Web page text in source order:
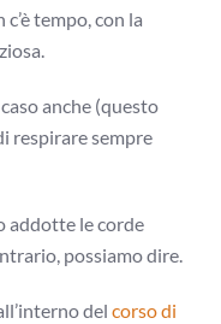
tempo, con la
anche (questo
respirare sempre
addotte le corde
possiamo dire.
delcorso di